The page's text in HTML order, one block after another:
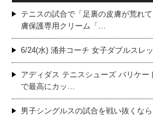
テニスの試合で「足裏の皮膚が荒れ
膚保護専用クリーム「…
6/24(水) 涌井コーチ 女子ダブルスレ
アディダス テニスシューズ バリケ
で最高にカッ…
男子シングルスの試合を戦い抜くな